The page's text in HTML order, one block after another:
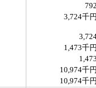
3,724千
1,473千
10,974千
10,974千